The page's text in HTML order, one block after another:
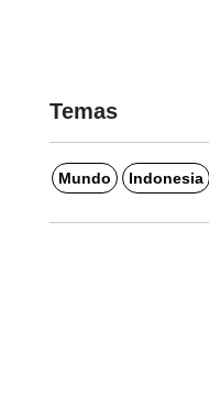
Temas
Mundo Indonesia